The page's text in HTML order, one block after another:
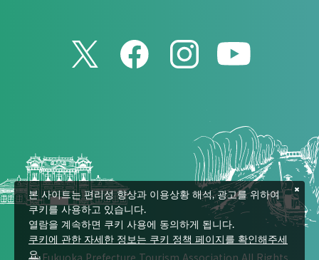
© Fukuoka Prefecture Tourism Association All Rights
본 사이트는 편리성 향상과 이용상황 해석, 광고를 위하여
쿠키를 사용하고 있습니다.
열람을 계속하면 쿠키 사용에 동의하게 됩니다.
쿠키에 관한 자세한 정보는 쿠키 정책 페이지를 확인해주세
요.